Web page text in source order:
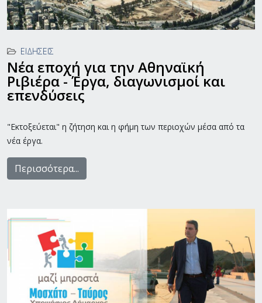
ΕΙΔΉΣΕΙΣ
Νέα εποχή για την Αθηναϊκή
Ριβιέρα - Έργα, διαγωνισμοί και
επενδύσεις
"Εκτοξεύεται" η ζήτηση και η φήμη των περιοχών μέσα από τα
νέα έργα.
Περισσότερα...